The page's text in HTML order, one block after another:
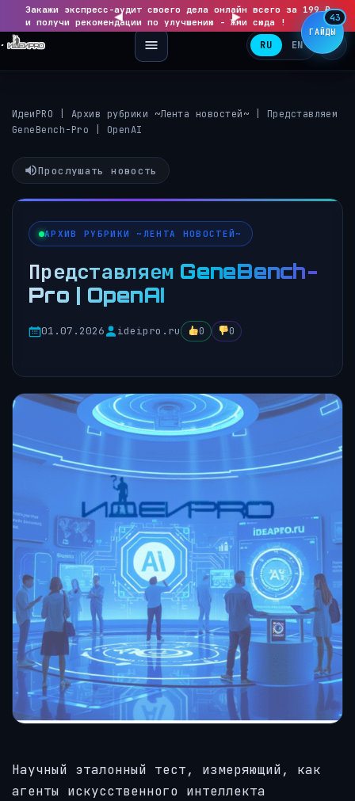
Закажи экспресс-аудит своего дела онлайн всего за 199 ₽
и получи рекомендации по улучшению - Жми сюда !
▶
RU EN
ИдеиPRO Архив рубрики ~Лента новостей~
Представляем
GeneBench-Pro | OpenAI
Прослушать новость
АРХИВ РУБРИКИ ~ЛЕНТА НОВОСТЕЙ~
Представляем GeneBench-
Pro | OpenAI
01.07.2026 ideipro.ru 0 0
Научный эталонный тест, измеряющий, как
агенты искусственного интеллекта
ГАЙДЫ
43